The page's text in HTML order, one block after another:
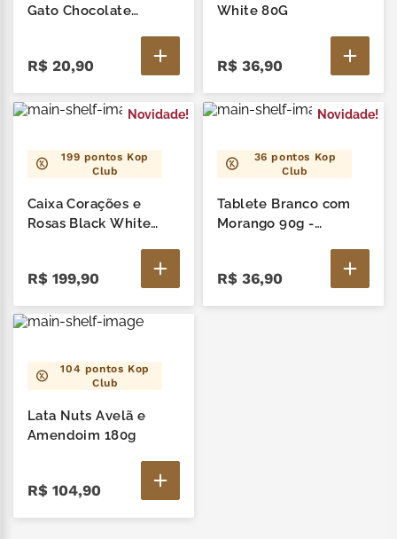
Gato Chocolate
R$ 20,90
White 80G
R$ 36,90
Novidade!
199 pontos Kop
Club
Caixa Corações e
Rosas Black White
R$ 199,90
Novidade!
36 pontos Kop
Club
Tablete Branco com
Morango 90g -
R$ 36,90
104 pontos Kop
Club
Lata Nuts Avelã e
Amendoim 180g
R$ 104,90